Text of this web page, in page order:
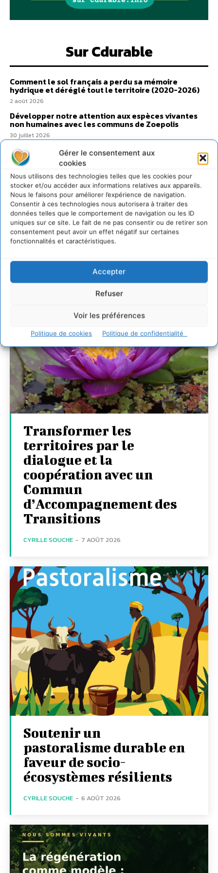
Gérer le consentement aux
cookies
Nous utilisons des technologies telles que les cookies pour
stocker et/ou accéder aux informations relatives aux appareils.
Nous le faisons pour améliorer l’expérience de navigation.
Consentir à ces technologies nous autorisera à traiter des
données telles que le comportement de navigation ou les ID
uniques sur ce site. Le fait de ne pas consentir ou de retirer son
consentement peut avoir un effet négatif sur certaines
fonctionnalités et caractéristiques.
Accepter
Refuser
Voir les préférences
Politique de cookies Politique de confidentialité
Sur Cdurable
Comment le sol français a perdu sa mémoire
hydrique et déréglé tout le territoire (2020-2026)
2 août 2026
Développer notre attention aux espèces vivantes
non humaines avec les communs de Zoepolis
30 juillet 2026
Un kit citoyen pour lever les freins au
développement des forêts comestibles dans nos
villes
29 juillet 2026
L’éco-anxiété informe et l’éco-lucidité transforme
28 juillet 2026
7 indicateurs pour des villes résilientes et durables,
adaptées au changement climatique
27 juillet 2026
Transformer les
territoires par le
dialogue et la
coopération avec un
Commun
d’Accompagnement des
Transitions
CYRILLE SOUCHE - 7 AOÛT 2026
Soutenir un
pastoralisme durable en
faveur de socio-
écosystèmes résilients
CYRILLE SOUCHE - 6 AOÛT 2026